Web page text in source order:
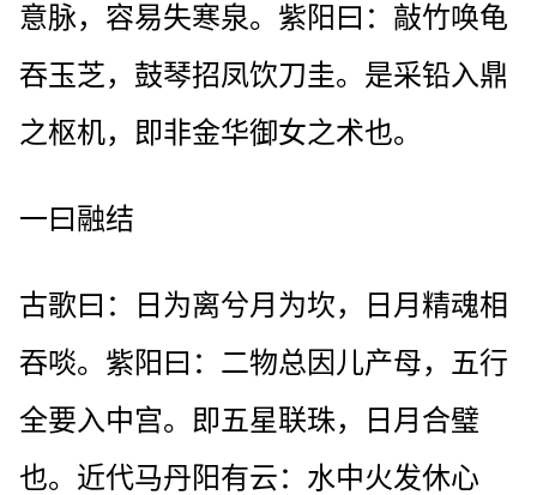
意脉，容易失寒泉。紫阳曰：敲竹唤龟
吞玉芝，鼓琴招凤饮刀圭。是采铅入鼎
之枢机，即非金华御女之术也。
一曰融结
古歌曰：日为离兮月为坎，日月精魂相
吞啖。紫阳曰：二物总因儿产母，五行
全要入中宫。即五星联珠，日月合璧
也。近代马丹阳有云：水中火发休心